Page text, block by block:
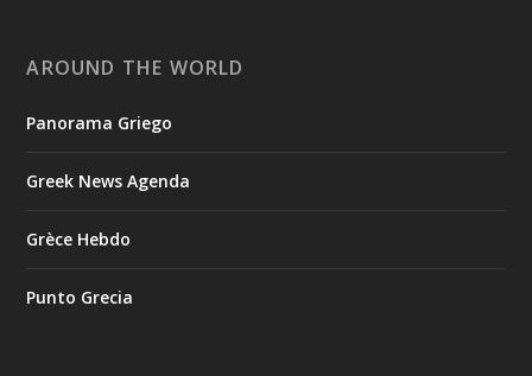
AROUND THE WORLD
Panorama Griego
Greek News Agenda
Grèce Hebdo
Punto Grecia